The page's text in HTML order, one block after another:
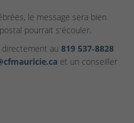
le message sera bien
pourrait s'écouler.
au 819 537‑8828
et un conseiller